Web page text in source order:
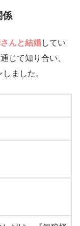
係
んと結婚してい
じて知り合い、
ました。